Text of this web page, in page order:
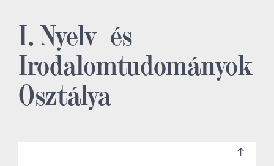
I. Nyelv- és
Irodalomtudományok
Osztálya